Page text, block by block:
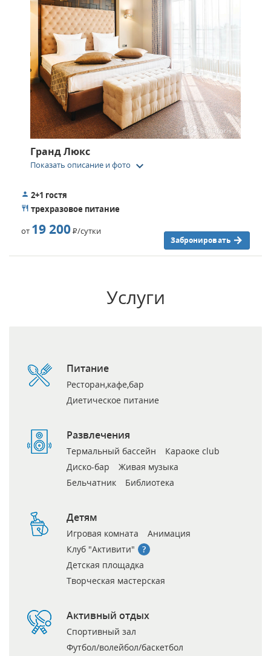
Гранд Люкс
Показать описание и фото keyboard_arrow_down
2+1 гостя
трехразовое питание
от 19 200Р/сутки
Забронировать
Услуги
Питание
Ресторан,кафе,бар
Диетическое питание
Развлечения
Термальный бассейн
Караоке club
Диско-бар
Живая музыка
Бельчатник
Библиотека
Детям
Игровая комната
Анимация
Клуб "Активити"
Детская площадка
Творческая мастерская
Активный отдых
Спортивный зал
Футбол/волейбол/баскетбол